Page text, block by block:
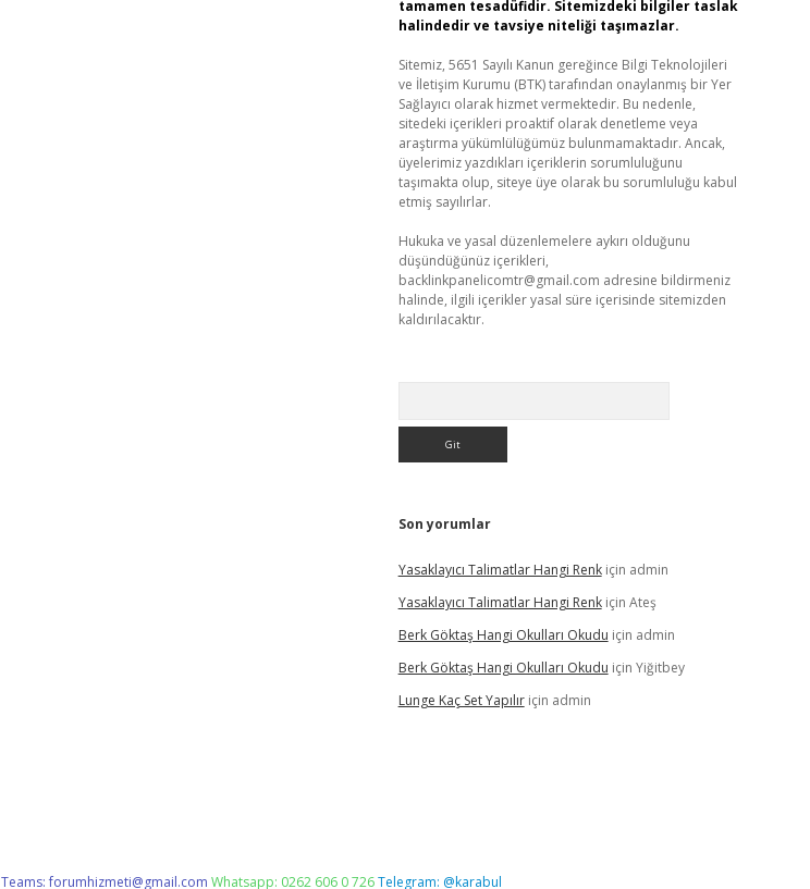
tamamen tesadüfidir. Sitemizdeki bilgiler taslak
halindedir ve tavsiye niteliği taşımazlar.
Sitemiz, 5651 Sayılı Kanun gereğince Bilgi Teknolojileri
ve İletişim Kurumu (BTK) tarafından onaylanmış bir Yer
Sağlayıcı olarak hizmet vermektedir. Bu nedenle,
sitedeki içerikleri proaktif olarak denetleme veya
araştırma yükümlülüğümüz bulunmamaktadır. Ancak,
üyelerimiz yazdıkları içeriklerin sorumluluğunu
taşımakta olup, siteye üye olarak bu sorumluluğu kabul
etmiş sayılırlar.
Hukuka ve yasal düzenlemelere aykırı olduğunu
düşündüğünüz içerikleri,
backlinkpanelicomtr@gmail.com adresine bildirmeniz
halinde, ilgili içerikler yasal süre içerisinde sitemizden
kaldırılacaktır.
Son yorumlar
Yasaklayıcı Talimatlar Hangi Renkiçin admin
Yasaklayıcı Talimatlar Hangi Renkiçin Ateş
Berk Göktaş Hangi Okulları Okudu için admin
Berk Göktaş Hangi Okulları Okudu için Yiğitbey
Lunge Kaç Set Yapılıriçin admin
Teams:forumhizmeti@gmail.com Whatsapp: 0262 606 0 726Telegram: @karabul